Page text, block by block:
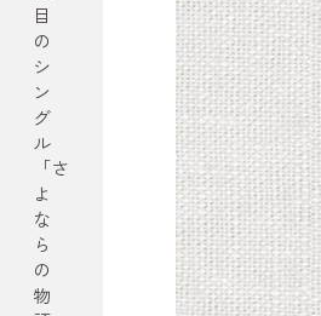
目
の
シ
ン
グ
ル
「さ
よ
な
ら
の
物